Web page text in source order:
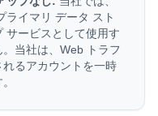
ライマリ データ スト
サービスとして使用す
当社は、Web トラフ
るアカウントを一時